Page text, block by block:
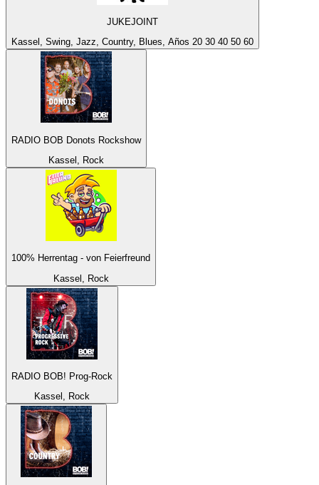
JUKEJOINT
Kassel, Swing, Jazz, Country, Blues, Años 20 30 40 50 60
RADIO BOB Donots Rockshow
Kassel, Rock
100% Herrentag - von Feierfreund
Kassel, Rock
RADIO BOB! Prog-Rock
Kassel, Rock